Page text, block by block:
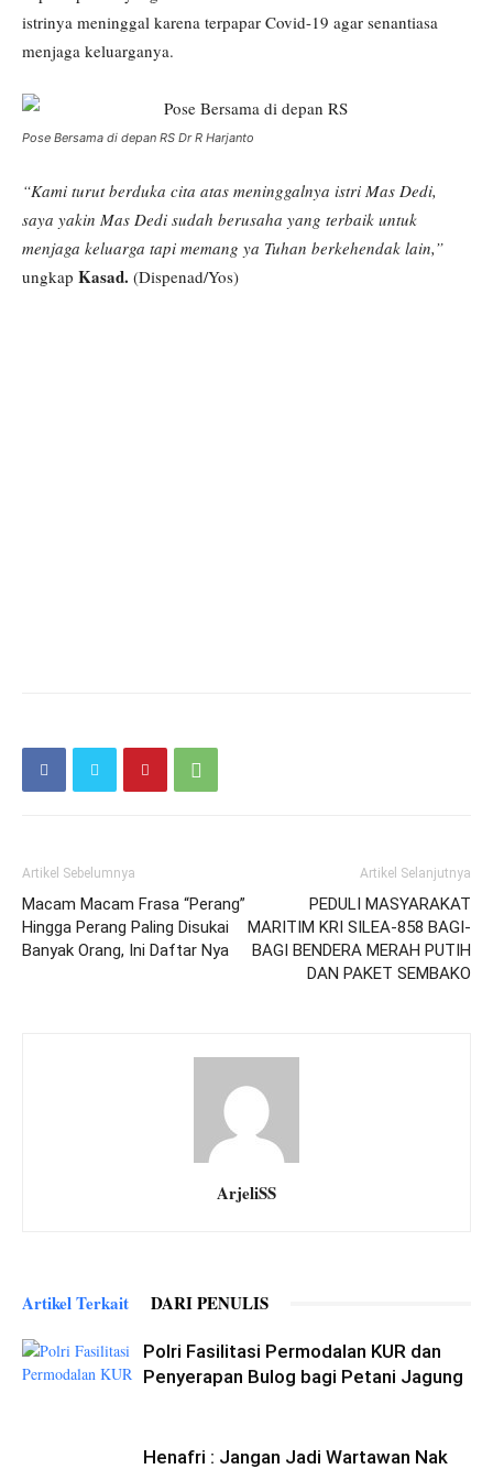
istrinya meninggal karena terpapar Covid-19 agar senantiasa
menjaga keluarganya.
Pose Bersama di depan RS Dr R Harjanto
“Kami turut berduka cita atas meninggalnya istri Mas Dedi,
saya yakin Mas Dedi sudah berusaha yang terbaik untuk
menjaga keluarga tapi memang ya Tuhan berkehendak lain,”
ungkap Kasad. (Dispenad/Yos)
Artikel Sebelumnya
Macam Macam Frasa “Perang”
Hingga Perang Paling Disukai
Banyak Orang, Ini Daftar Nya
Artikel Selanjutnya
PEDULI MASYARAKAT
MARITIM KRI SILEA-858 BAGI-
BAGI BENDERA MERAH PUTIH
DAN PAKET SEMBAKO
ArjeliSS
Artikel Terkait DARI PENULIS
Polri Fasilitasi Permodalan KUR dan
Penyerapan Bulog bagi Petani Jagung
Henafri : Jangan Jadi Wartawan Nak